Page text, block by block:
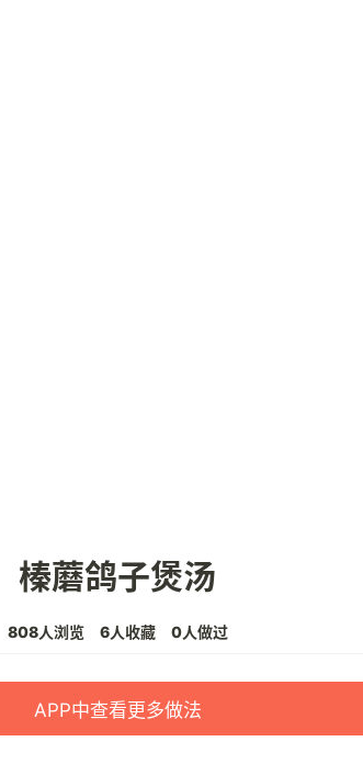
榛蘑鸽子煲汤
808人浏览 6人收藏 0人做过
APP中查看更多做法